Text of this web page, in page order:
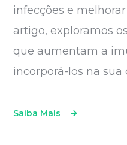
infecções e
artigo, exploramos
que aumentam a
incorporá-los na sua
Saiba Mais